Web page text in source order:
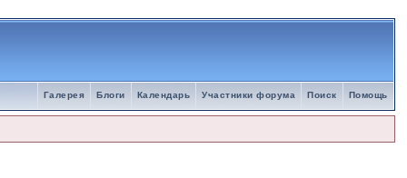
Помощь
Поиск
Участники форума
Календарь
Блоги
Галерея